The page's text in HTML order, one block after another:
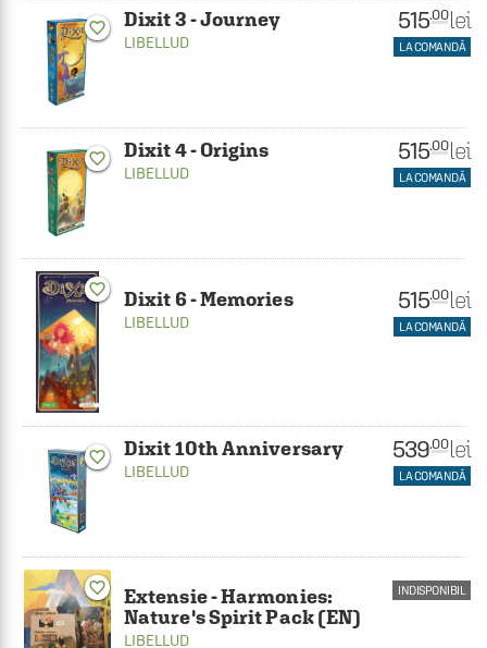
favorite_border Dixit 3 - Journey
LIBELLUD
515.00 lei
LA COMANDĂ
favorite_border Dixit 4 - Origins
LIBELLUD
515.00 lei
LA COMANDĂ
favorite_border Dixit 6 - Memories
LIBELLUD
515.00 lei
LA COMANDĂ
favorite_border Dixit 10th Anniversary
LIBELLUD
539.00 lei
LA COMANDĂ
favorite_border
Extensie - Harmonies:
Nature's Spirit Pack (EN)
LIBELLUD
INDISPONIBIL